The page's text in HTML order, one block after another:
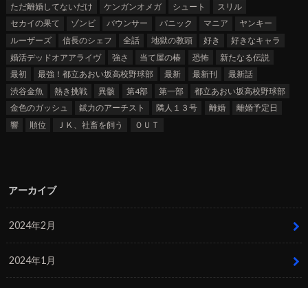
ただ離婚してないだけ
ケンガンオメガ シュート
スリル
セカイの果て
ゾンビ バウンサー パニック マニア
ヤンキー
ルーザーズ
信長のシェフ 全話 地獄の教頭 好き
好きなキャラ
婚活デッドオアアライヴ
強さ 当て屋の椿 恐怖
新たなる伝説
最初
最強！都立あおい坂高校野球部 最新 最新刊
最新話
渋谷金魚
熱き挑戦 異骸 第4部 第一部
都立あおい坂高校野球部
金色のガッシュ
錻力のアーチスト 隣人１３号 離婚
離婚予定日
響
順位 ＪＫ、社畜を飼う ＯＵＴ
アーカイブ
2024年2月
2024年1月